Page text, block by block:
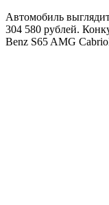
Автомобиль
304 580 рублей.
Benz S65 AMG